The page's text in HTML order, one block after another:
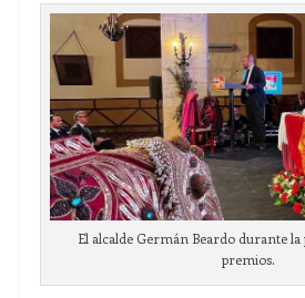
El alcalde Germán Beardo durante
premios.